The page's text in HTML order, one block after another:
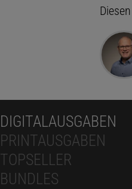
DIGITALAUSGABEN
PRINTAUSGABEN
TOPSELLER
BUNDLES